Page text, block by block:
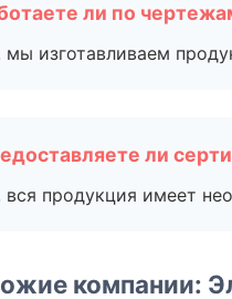
ли по
мы изготавливаем
ли
вся продукция имеет
компании: